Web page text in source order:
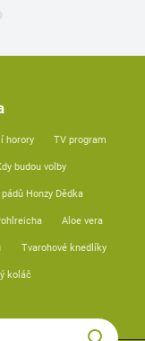
horory TV program
budou volby
pádů Honzy Dědka
Aloe vera
Tvarohové knedlíky
koláč